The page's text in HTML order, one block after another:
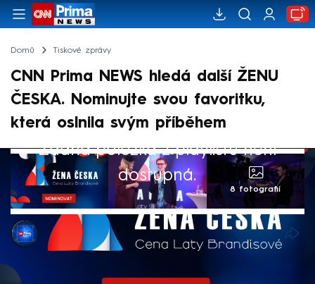
Domů Tiskové zprávy
CNN Prima NEWS hledá další ŽENU
ČESKA. Nominujte svou favoritku,
která oslnila svým příběhem
Žádná položka z playlistu není
dostupná.
8 fotografií
CNN Prima NEWS
25. čvn 2024, 17:13
Český národ má mnoho pokladů v kultuře,